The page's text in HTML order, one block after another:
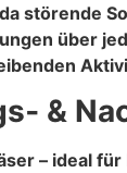
störende
über
&
– ideal